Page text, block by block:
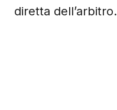
diretta dell’arbitro.